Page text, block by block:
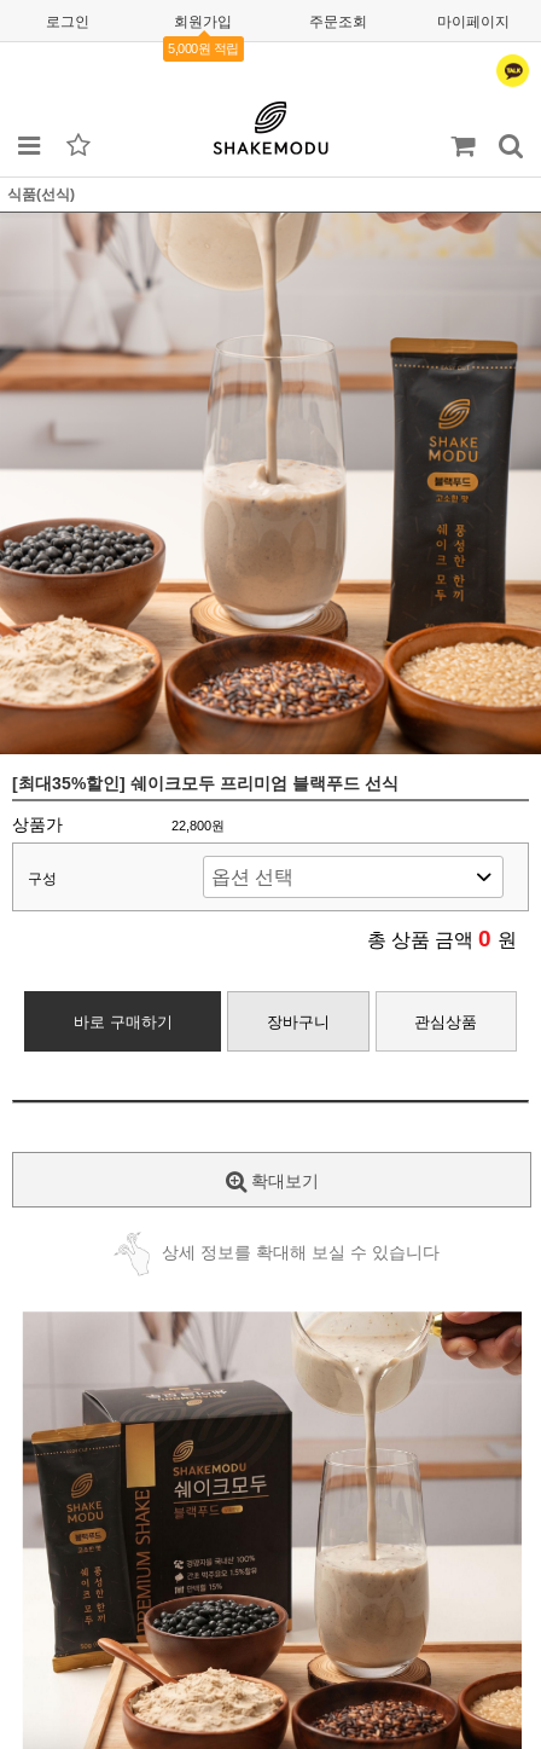
로그인 회원가입
5,000원 적립
주문조회 마이페이지
식품(선식)
[최대35%할인] 쉐이크모두 프리미엄 블랙푸드 선식
상품가 22,800원
구성
총 상품 금액 0 원
바로 구매하기 장바구니 관심상품
확대보기
상세 정보를 확대해 보실 수 있습니다